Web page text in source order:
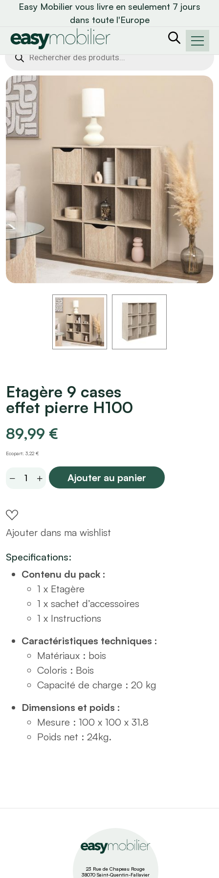
Easy Mobilier vous livre en seulement 7 jours
dans toute l'Europe
Recherche
de
Etagère 9 cases
effet pierre H100
89,99 €
Ecopart: 3,22 €
Etagère
effet
pierre
quantity
Ajouter au panier
Ajouter dans ma wishlist
Specifications:
Contenu du pack :
1 x Etagère
1 x sachet d’accessoires
1 x Instructions
Caractéristiques techniques :
Matériaux : bois
Coloris : Bois
Capacité de charge : 20 kg
Dimensions et poids :
Mesure : 100 x 100 x 31.8
Poids net : 24kg.
23 Rue de Chapeau Rouge
38070 Saint-Quentin-Fallavier